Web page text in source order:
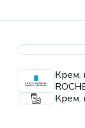
Крем,
Крем,